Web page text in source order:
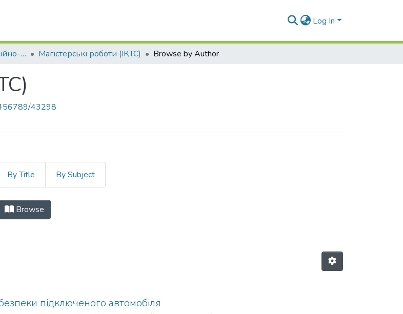
Log In
Кафедра інформаційно-комунікаційних технологій та систем (ІКТС) Магістерські роботи (ІКТС) Browse by Author
43298
By Title By Subject
by Author "Дорошенко, Анна Сергіївна"
Browse
підключеного автомобіля